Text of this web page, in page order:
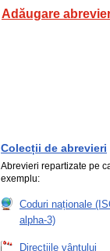
Adăugare
Colecții de abrevieri
Abrevieri repartizate pe
exemplu:
Coduri naționale
alpha-3)
Direcțiile vântului